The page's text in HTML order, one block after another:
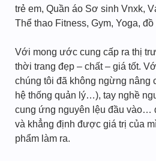
trẻ em, Quần áo Sơ sinh Vnxk,
Thể thao Fitness, Gym, Yoga,
Với mong ước cung cấp ra thị
thời trang đẹp – chất – giá tốt.
chúng tôi đã không ngừng nâng
hệ thống quản lý…), tay nghề
cung ứng nguyên lệu đầu vào…
và khẳng định được giá trị của
phẩm làm ra.